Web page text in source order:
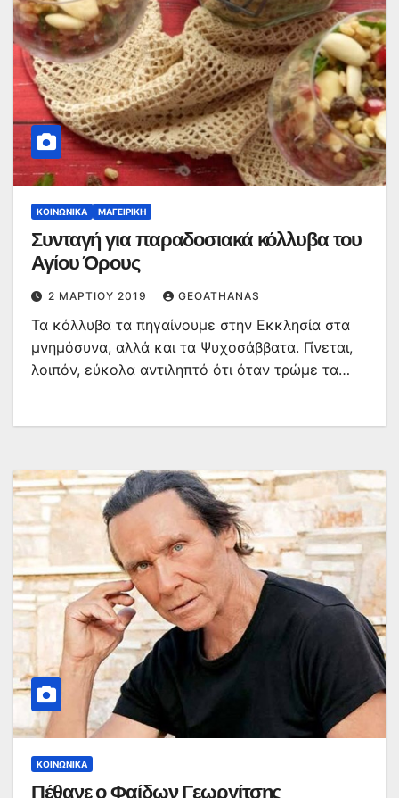
ΚΟΙΝΩΝΙΚΆ ΜΑΓΕΙΡΙΚΉ
Συνταγή για παραδοσιακά κόλλυβα του
Αγίου Όρους
2 ΜΑΡΤΊΟΥ 2019 GEOATHANAS
Τα κόλλυβα τα πηγαίνουμε στην Εκκλησία στα
μνημόσυνα, αλλά και τα Ψυχοσάββατα. Γίνεται,
λοιπόν, εύκολα αντιληπτό ότι όταν τρώμε τα…
ΚΟΙΝΩΝΙΚΆ
Πέθανε ο Φαίδων Γεωργίτσης